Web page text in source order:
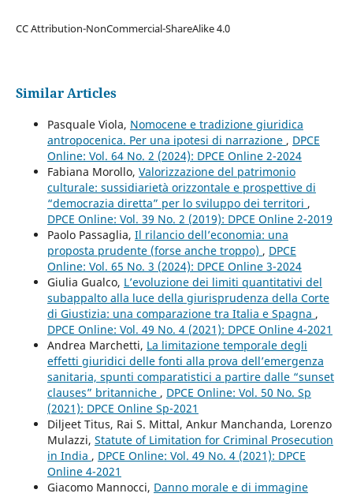
CC Attribution-NonCommercial-ShareAlike 4.0
Similar Articles
Pasquale Viola, Nomocene e tradizione giuridica
antropocenica. Per una ipotesi di narrazione , DPCE
Online: Vol. 64 No. 2 (2024): DPCE Online 2-2024
Fabiana Morollo, Valorizzazione del patrimonio
culturale: sussidiarietà orizzontale e prospettive di
“democrazia diretta” per lo sviluppo dei territori ,
DPCE Online: Vol. 39 No. 2 (2019): DPCE Online 2-2019
Paolo Passaglia, Il rilancio dell’economia: una
proposta prudente (forse anche troppo) , DPCE
Online: Vol. 65 No. 3 (2024): DPCE Online 3-2024
Giulia Gualco, L’evoluzione dei limiti quantitativi del
subappalto alla luce della giurisprudenza della Corte
di Giustizia: una comparazione tra Italia e Spagna ,
DPCE Online: Vol. 49 No. 4 (2021): DPCE Online 4-2021
Andrea Marchetti, La limitazione temporale degli
effetti giuridici delle fonti alla prova dell’emergenza
sanitaria, spunti comparatistici a partire dalle “sunset
clauses” britanniche , DPCE Online: Vol. 50 No. Sp
(2021): DPCE Online Sp-2021
Diljeet Titus, Rai S. Mittal, Ankur Manchanda, Lorenzo
Mulazzi, Statute of Limitation for Criminal Prosecution
in India , DPCE Online: Vol. 49 No. 4 (2021): DPCE
Online 4-2021
Giacomo Mannocci, Danno morale e di immagine